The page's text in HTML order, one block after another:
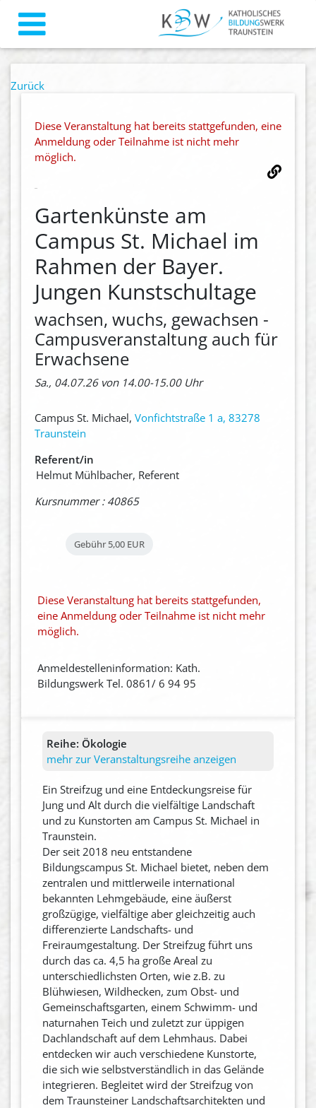
Zurück
Diese Veranstaltung hat bereits stattgefunden, eine
Anmeldung oder Teilnahme ist nicht mehr
möglich.
Gartenkünste am
Campus St. Michael im
Rahmen der Bayer.
Jungen Kunstschultage
wachsen, wuchs, gewachsen -
Campusveranstaltung auch für
Erwachsene
Sa., 04.07.26 von 14.00-15.00 Uhr
Campus St. Michael, Vonfichtstraße 1 a, 83278
Traunstein
Referent/in
Helmut Mühlbacher, Referent
Kursnummer : 40865
Gebühr 5,00 EUR
Diese Veranstaltung hat bereits stattgefunden,
eine Anmeldung oder Teilnahme ist nicht mehr
möglich.
Anmeldestelleninformation: Kath.
Bildungswerk Tel. 0861/ 6 94 95
Reihe: Ökologie
mehr zur Veranstaltungsreihe anzeigen
Ein Streifzug und eine Entdeckungsreise für
Jung und Alt durch die vielfältige Landschaft
und zu Kunstorten am Campus St. Michael in
Traunstein.
Der seit 2018 neu entstandene
Bildungscampus St. Michael bietet, neben dem
zentralen und mittlerweile international
bekannten Lehmgebäude, eine äußerst
großzügige, vielfältige aber gleichzeitig auch
differenzierte Landschafts- und
Freiraumgestaltung. Der Streifzug führt uns
durch das ca. 4,5 ha große Areal zu
unterschiedlichsten Orten, wie z.B. zu
Blühwiesen, Wildhecken, zum Obst- und
Gemeinschaftsgarten, einem Schwimm- und
naturnahen Teich und zuletzt zur üppigen
Dachlandschaft auf dem Lehmhaus. Dabei
entdecken wir auch verschiedene Kunstorte,
die sich wie selbstverständlich in das Gelände
integrieren. Begleitet wird der Streifzug von
dem Traunsteiner Landschaftsarchitekten und